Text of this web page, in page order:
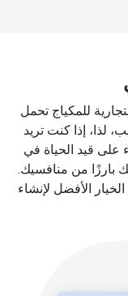
للمكياج تحمل
لذا، إذا كنت تريد
على قيد الحياة في
بارزًا من منافسيك.
الأفضل لإنشاء